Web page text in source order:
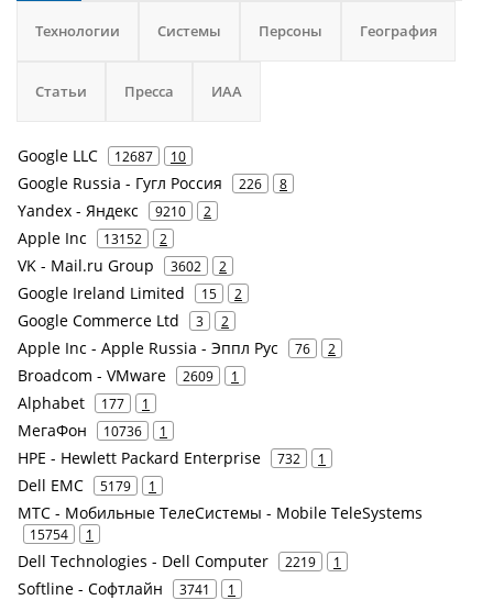
Технологии Системы Персоны География
Статьи Пресса ИАА
Google LLC 12687 10
Google Russia - Гугл Россия 226 8
Yandex - Яндекс 9210 2
Apple Inc 13152 2
VK - Mail.ru Group 3602 2
Google Ireland Limited 15 2
Google Commerce Ltd 3 2
Apple Inc - Apple Russia - Эппл Рус 76 2
Broadcom - VMware 2609 1
Alphabet 177 1
МегаФон 10736 1
HPE - Hewlett Packard Enterprise 732 1
Dell EMC 5179 1
МТС - Мобильные ТелеСистемы - Mobile TeleSystems
15754 1
Dell Technologies - Dell Computer 2219 1
Softline - Софтлайн 3741 1